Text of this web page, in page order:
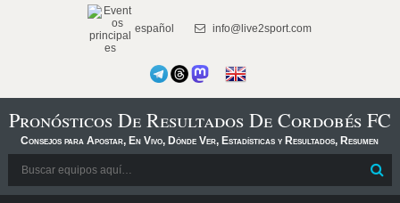
español info@live2sport.com
Pronósticos De Resultados De Cordobés FC
Consejos para Apostar, En Vivo, Dónde Ver, Estadísticas y Resultados, Resumen